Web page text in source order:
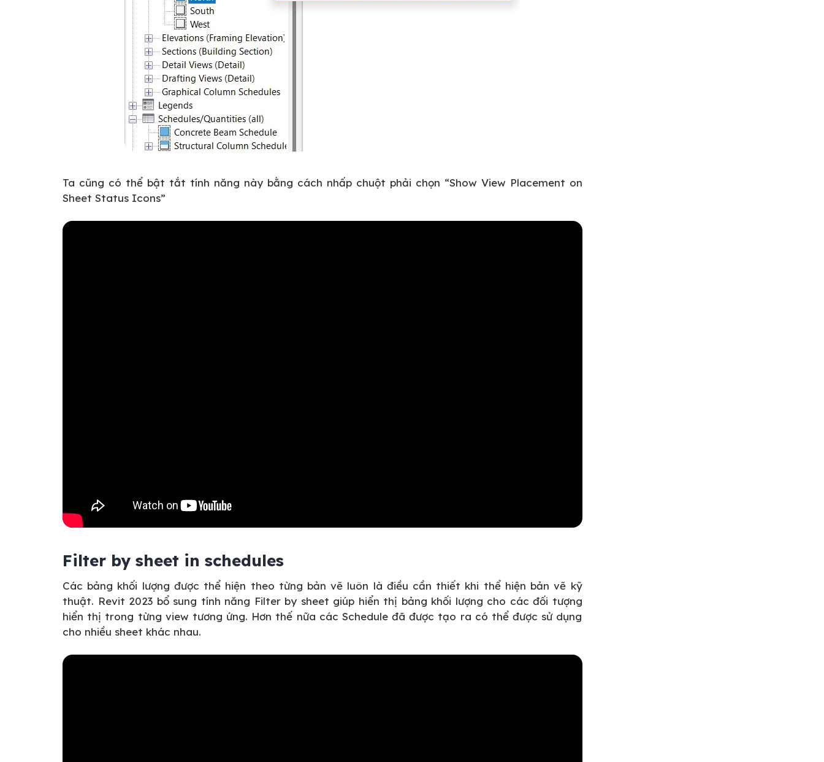
Ta cũng có thể bật tắt tính năng này bằng cách nhấp chuột phải chọn “Show View Placement on
Sheet Status Icons”
Filter by sheet in schedules
Các bảng khối lượng được thể hiện theo từng bản vẽ luôn là điều cần thiết khi thể hiện bản vẽ kỹ
thuật. Revit 2023 bổ sung tính năng Filter by sheet giúp hiển thị bảng khối lượng cho các đối tượng
hiển thị trong từng view tương ứng. Hơn thế nữa các Schedule đã được tạo ra có thể được sử dụng
cho nhiều sheet khác nhau.